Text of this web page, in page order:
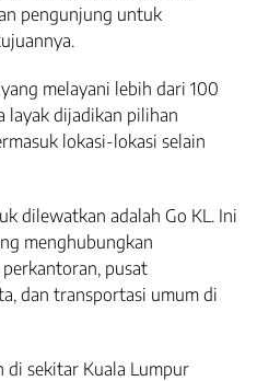
pengunjung untuk
melayani lebih dari 100
layak dijadikan pilihan
lokasi-lokasi selain
dilewatkan adalah Go KL. Ini
menghubungkan
pusat
dan transportasi umum di
sekitar Kuala Lumpur